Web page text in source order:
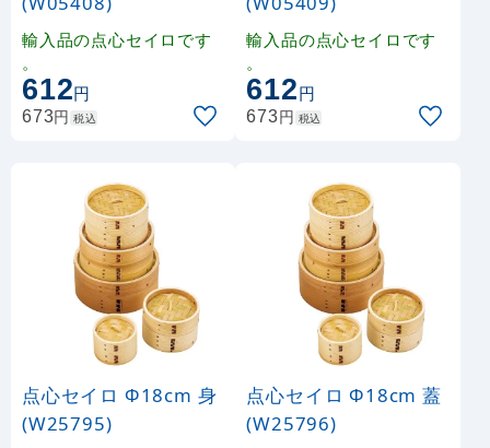
輸入品の点心セイロです
。
612円
673円 税込
輸入品の点心セイロです
。
612円
673円 税込
点心セイロ Φ18cm 身
(W25795)
点心セイロ Φ18cm 蓋
(W25796)